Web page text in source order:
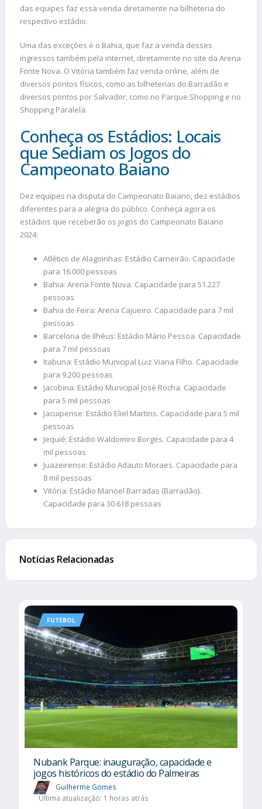
das equipes faz essa venda diretamente na bilheteria do
respectivo estádio.
Uma das exceções é o Bahia, que faz a venda desses
ingressos também pela internet, diretamente no site da Arena
Fonte Nova. O Vitória também faz venda online, além de
diversos pontos físicos, como as bilheterias do Barradão e
diversos pontos por Salvador, como no Parque Shopping e no
Shopping Paralela.
Conheça os Estádios: Locais
que Sediam os Jogos do
Campeonato Baiano
Dez equipes na disputa do Campeonato Baiano, dez estádios
diferentes para a alegria do público. Conheça agora os
estádios que receberão os jogos do Campeonato Baiano
2024:
Atlético de Alagoinhas: Estádio Carneirão. Capacidade
para 16.000 pessoas
Bahia: Arena Fonte Nova. Capacidade para 51.227
pessoas
Bahia de Feira: Arena Cajueiro. Capacidade para 7 mil
pessoas
Barcelona de Ilhéus: Estádio Mário Pessoa. Capacidade
para 7 mil pessoas
Itabuna: Estádio Municipal Luiz Viana Filho. Capacidade
para 9.200 pessoas
Jacobina: Estádio Municipal José Rocha. Capacidade
para 5 mil pessoas
Jacuipense: Estádio Eliel Martins. Capacidade para 5 mil
pessoas
Jequié: Estádio Waldomiro Borges. Capacidade para 4
mil pessoas
Juazeirense: Estádio Adauto Moraes. Capacidade para
8 mil pessoas
Vitória: Estádio Manoel Barradas (Barradão).
Capacidade para 30.618 pessoas
Notícias Relacionadas
FUTEBOL
Nubank Parque: inauguração, capacidade e
jogos históricos do estádio do Palmeiras
Guilherme Gomes
Última atualização: 1 horas atrás